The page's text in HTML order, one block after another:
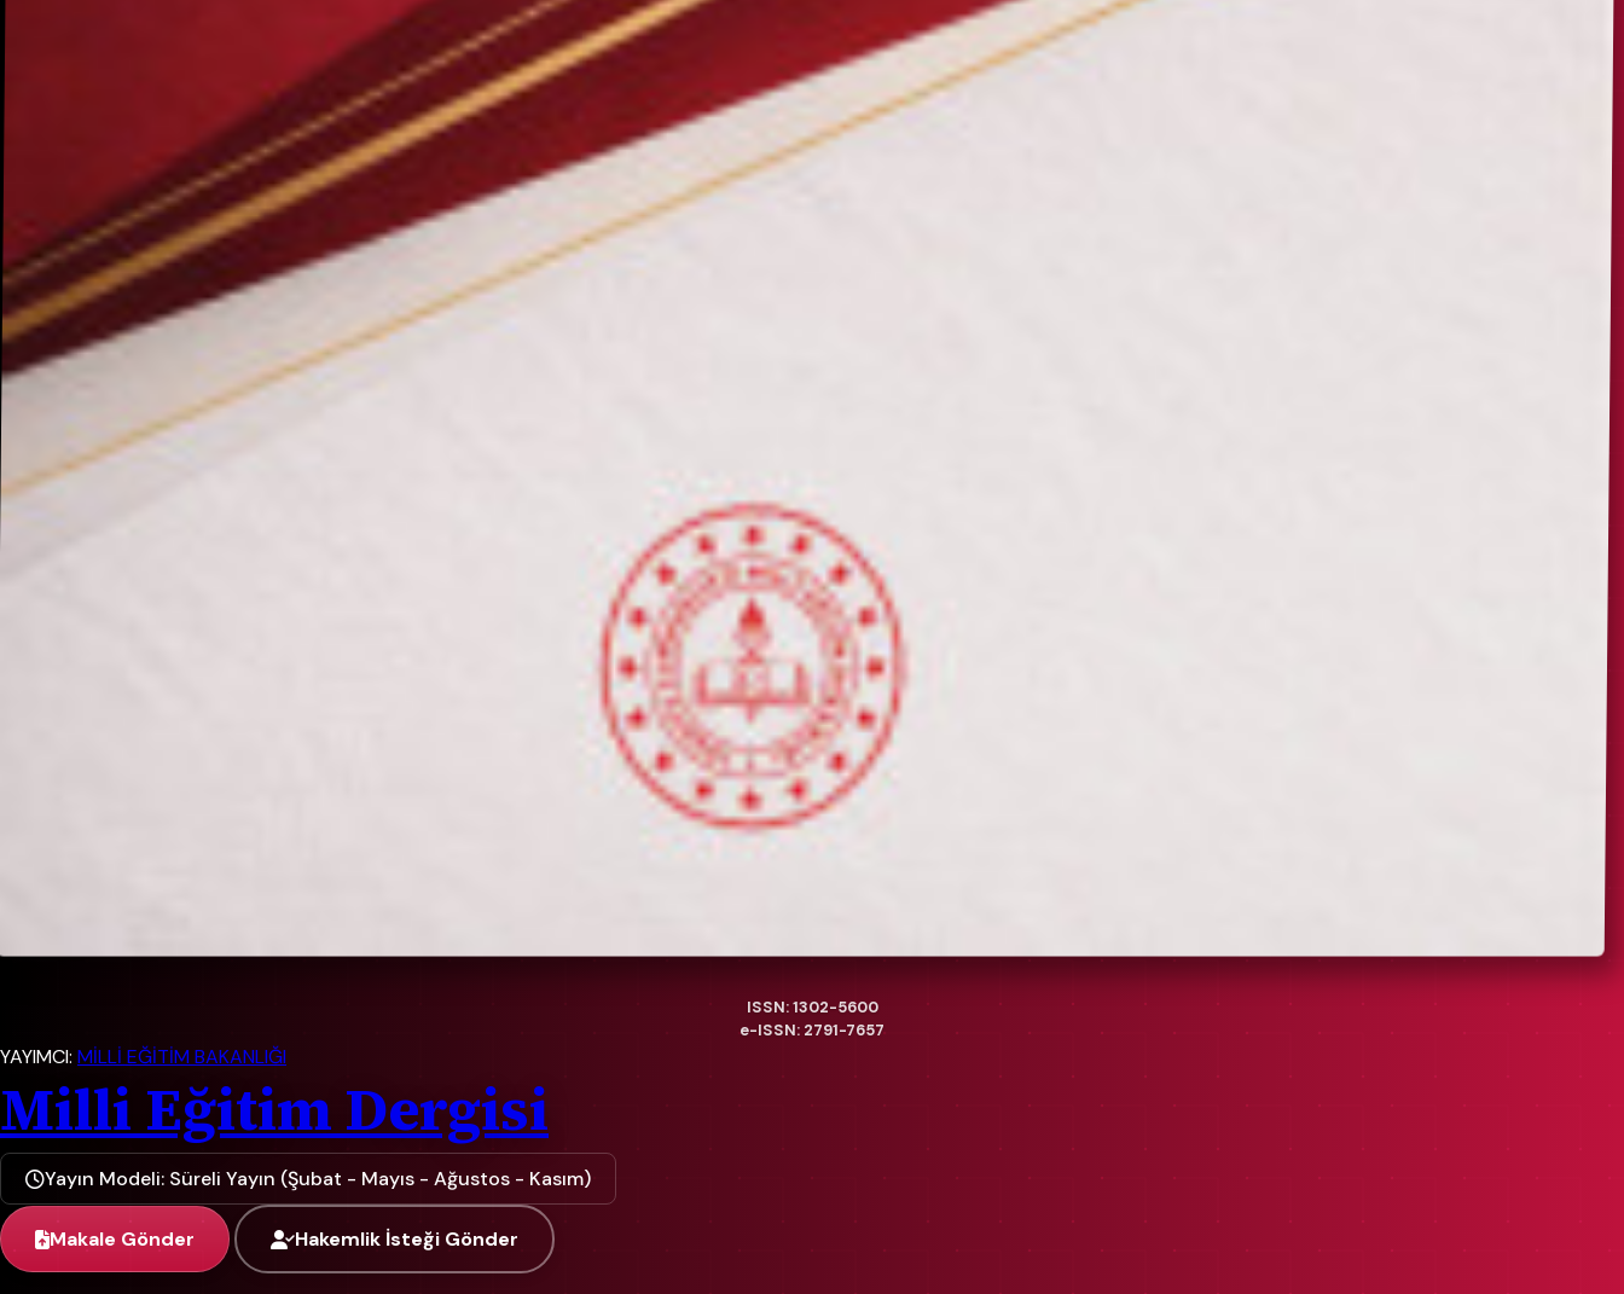
ISSN: 1302-5600
e-ISSN: 2791-7657
YAYIMCI: MİLLİ EĞİTİM BAKANLIĞI
Milli Eğitim Dergisi
Yayın Modeli: Süreli Yayın (Şubat - Mayıs - Ağustos - Kasım)
Makale Gönder Hakemlik İsteği Gönder